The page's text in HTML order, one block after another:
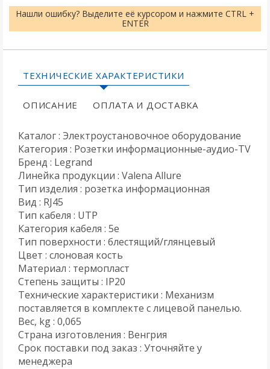
Нашли ошибку? Выделите её курсором и нажмите CTRL +
ENTER
ТЕХНИЧЕСКИЕ ХАРАКТЕРИСТИКИ
ОПИСАНИЕ ОПЛАТА И ДОСТАВКА
Каталог : Электроустановочное оборудование
Категория : Розетки информационные-аудио-TV
Бренд : Legrand
Линейка продукции : Valena Allure
Тип изделия : розетка информационная
Вид : RJ45
Тип кабеля : UTP
Категория кабеля : 5e
Тип поверхности : блестящий/глянцевый
Цвет : слоновая кость
Материал : термопласт
Степень защиты : IP20
Технические характеристики : Механизм
поставляется в комплекте с лицевой панелью.
Вес, kg : 0,065
Страна изготовления : Венгрия
Срок поставки под заказ : Уточняйте у
менеджера